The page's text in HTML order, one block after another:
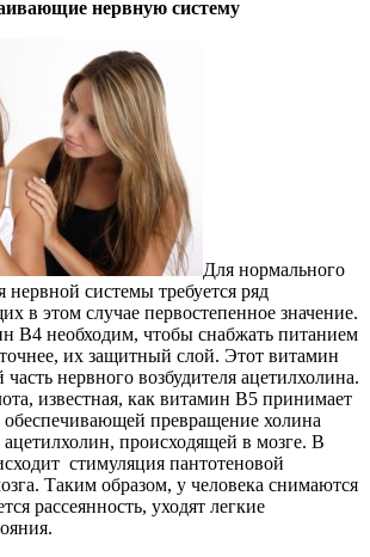
нервную систему
Для нормального
системы требуется ряд
в этом случае первостепенное значение.
В4 необходим, чтобы снабжать питанием
их защитный слой. Этот витамин
часть нервного возбудителя ацетилхолина.
известная, как витамин В5 принимает
обеспечивающей превращение холина
ацетилхолин, происходящей в мозге. В
стимуляция пантотеновой
Таким образом, у человека снимаются
рассеянность, уходят легкие